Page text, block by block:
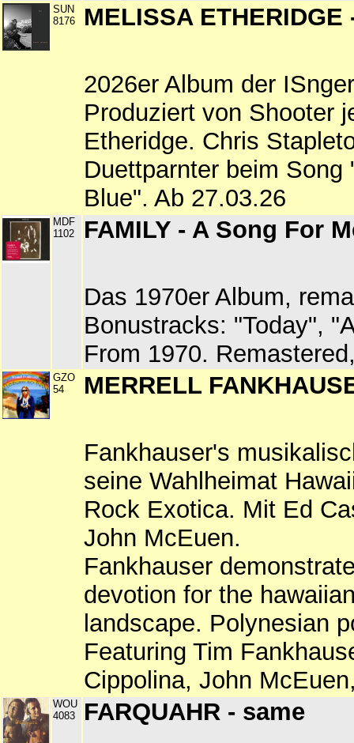
SUN
8176
MELISSA ETHERIDGE
2026er Album der
Produziert von Shooter
Etheridge. Chris
Duettparnter beim
Blue". Ab 27.03.26
MDF
1102
FAMILY - A Song For
Das 1970er Album,
Bonustracks: "Today",
From 1970.
GZO
54
MERRELL
Fankhauser's
seine Wahlheimat
Rock Exotica. Mit Ed
John McEuen.
Fankhauser
devotion for the
landscape. Polynesian
Featuring Tim
Cippolina, John
WOU
4083
FARQUAHR - same